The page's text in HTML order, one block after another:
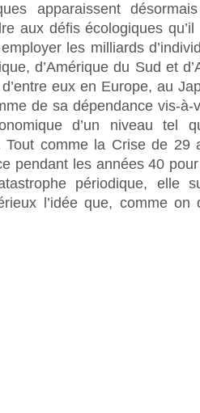
apparaissent
aux défis écologiques
les milliards
d’Amérique du Sud et
eux en Europe, au
de sa dépendance vis-à-
d’un niveau tel
Tout comme la Crise de 29
pendant les années 40
périodique, elle
l’idée que, comme